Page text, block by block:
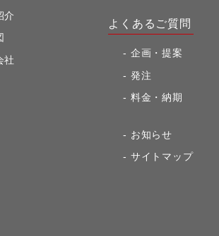
介
社
よくあるご質問
企画・提案
発注
料金・納期
お知らせ
サイトマップ